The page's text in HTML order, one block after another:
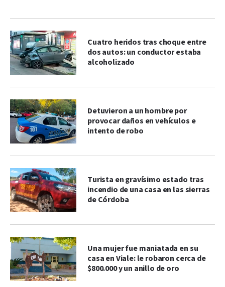
Cuatro heridos tras choque entre
dos autos: un conductor estaba
alcoholizado
Detuvieron a un hombre por
provocar daños en vehículos e
intento de robo
Turista en gravísimo estado tras
incendio de una casa en las sierras
de Córdoba
Una mujer fue maniatada en su
casa en Viale: le robaron cerca de
$800.000 y un anillo de oro